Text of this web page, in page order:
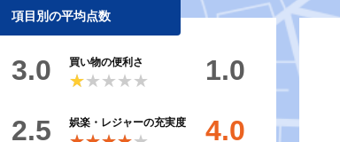
項目別の平均点数
3.0 買い物の便利さ
★★★★★
★★★★★ 1.0
2.5 娯楽・レジャーの充実度 4.0